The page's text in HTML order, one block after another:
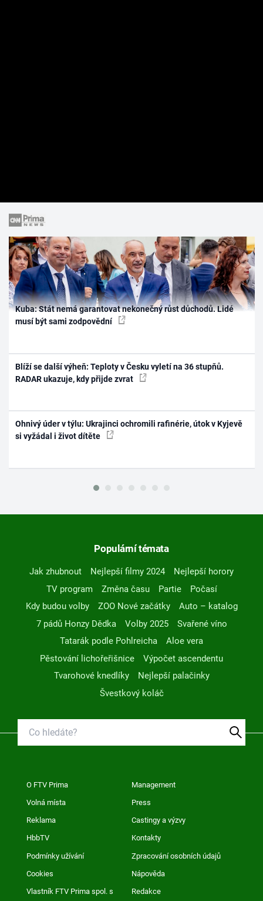
Kuba: Stát nemá garantovat nekonečný růst důchodů. Lidé
musí být sami zodpovědní
Blíží se další výheň: Teploty v Česku vyletí na 36 stupňů.
RADAR ukazuje, kdy přijde zvrat
Ohnivý úder v týlu: Ukrajinci ochromili rafinérie, útok v Kyjevě
si vyžádal i život dítěte
Populární témata
Jak zhubnout Nejlepší filmy 2024
Nejlepší horory
TV program
Změna času Partie
Počasí
Kdy budou volby
ZOO Nové začátky
Auto – katalog
7 pádů Honzy Dědka
Volby 2025
Svařené víno
Tatarák podle Pohlreicha
Aloe vera
Pěstování lichořeřišnice
Výpočet ascendentu
Tvarohové knedlíky
Nejlepší palačinky
Švestkový koláč
O FTV Prima Management
Volná místa Press
Reklama Castingy a výzvy
HbbTV Kontakty
Podmínky užívání Zpracování osobních údajů
Cookies Nápověda
Vlastník FTV Prima spol. s
Redakce